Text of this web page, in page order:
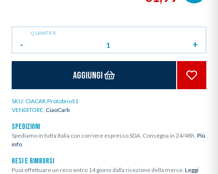
QUANTITÀ
- +
Aggiungi
SKU:CIACAR.ProtobrioS1
VENDITORE:CiaoCarb
SPEDIZIONI
Spediamo in tutta Italia con corriere espresso SDA. Consegna in 24/48h. Più
info
RESI E RIMBORSI
Puoi effettuare un reso entro 14 giorni dalla ricezione della merce. Leggi